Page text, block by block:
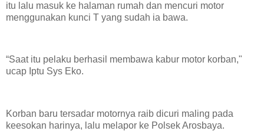
itu lalu masuk ke halaman rumah dan mencuri motor
menggunakan kunci T yang sudah ia bawa.
“Saat itu pelaku berhasil membawa kabur motor korban,"
ucap Iptu Sys Eko.
Korban baru tersadar motornya raib dicuri maling pada
keesokan harinya, lalu melapor ke Polsek Arosbaya.